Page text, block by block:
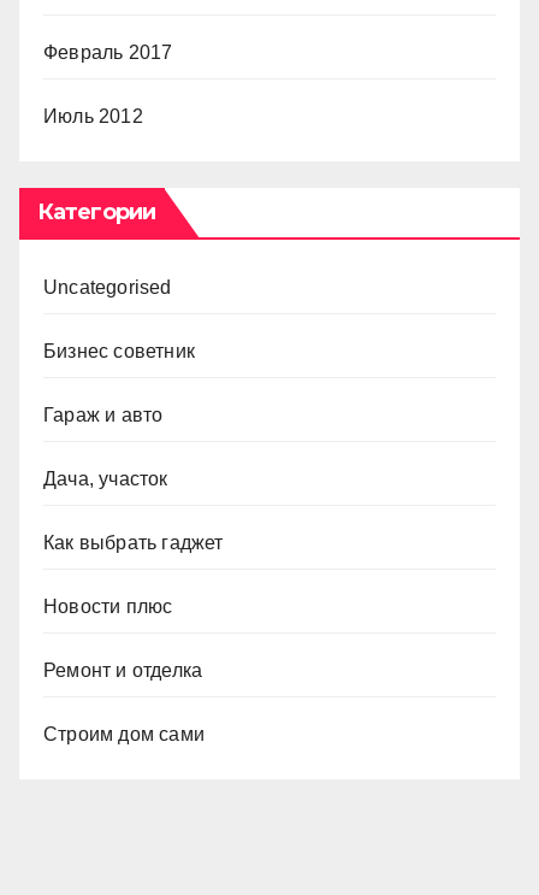
Февраль 2017
Июль 2012
Категории
Uncategorised
Бизнес советник
Гараж и авто
Дача, участок
Как выбрать гаджет
Новости плюс
Ремонт и отделка
Строим дом сами